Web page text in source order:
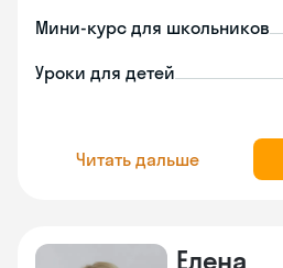
Мини-курс для школьников
Уроки для детей
Читать дальше
Елена